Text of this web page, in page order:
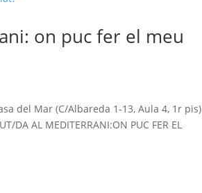
on puc fer el meu
del Mar (C/Albareda 1-13, Aula 4, 1r pis)
DA AL MEDITERRANI:ON PUC FER EL